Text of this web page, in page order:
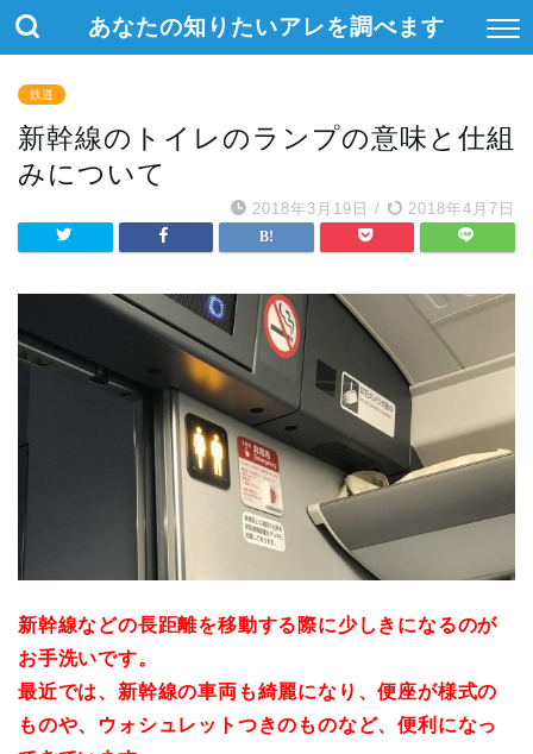
あなたの知りたいアレを調べます
鉄道
新幹線のトイレのランプの意味と仕組
みについて
2018年3月19日 / 2018年4月7日
新幹線などの長距離を移動する際に少しきになるのが
お手洗いです。
最近では、新幹線の車両も綺麗になり、便座が様式の
ものや、ウォシュレットつきのものなど、便利になっ